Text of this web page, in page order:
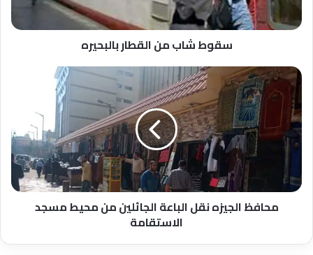
سقوط شاب من القطار بالبحيره
محافظ
الجيزه
نقل
الباعة
الجائلين
من
مسجد
الاستقامة
محافظ الجيزه نقل الباعة الجائلين من محيط مسجد
الاستقامة